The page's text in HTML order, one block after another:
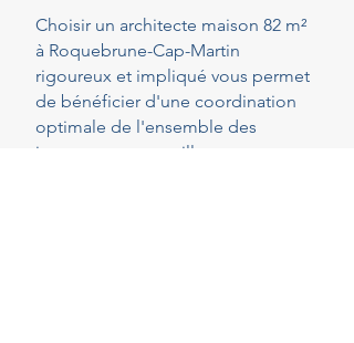
Choisir un architecte maison 82 m²
à Roquebrune-Cap-Martin
rigoureux et impliqué vous permet
de bénéficier d'une coordination
optimale de l'ensemble des
intervenants, en veillant au respect